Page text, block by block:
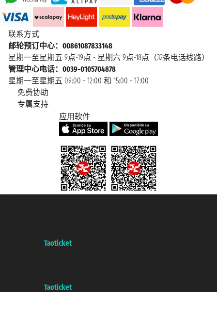
联系方式
邮轮预订中心：00861087833148
星期一至星期五 9点-19点 - 星期六 9点-18点（32条电话线路）
管理中心电话：0039-0105704878
星期一至星期五 09:00 - 12:00 和 15:00 - 17:00
免费协助
专属支持
应用软件
Taoticket
Taoticket